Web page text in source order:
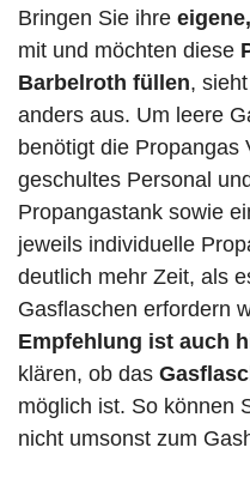
Bringen Sie ihre
mit und möchten diese
Barbelroth füllen,
anders aus. Um leere
benötigt die Propangas
geschultes Personal
Propangastank sowie
jeweils individuelle
deutlich mehr Zeit, als
Gasflaschen erfordern
Empfehlung ist auch
klären, ob das
möglich ist. So können
nicht umsonst zum